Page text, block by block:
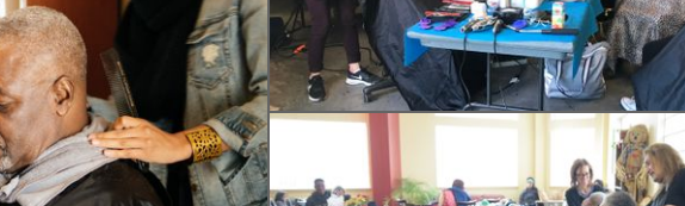
Lake Mac Lower Hunter
Newcastle
Kitchener-Waterloo
Newmarket
Toronto